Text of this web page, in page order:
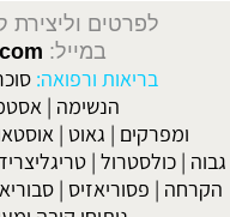
לפרטים וליצירת קשר בנייד: 052-
במייל:
בריאות ורפואה:סוכרת |
הנשימה|אסטמה|
|גאוט |
כולסטרול|טריגליצרידים|
|פסוריאזיס|סבוריאה|